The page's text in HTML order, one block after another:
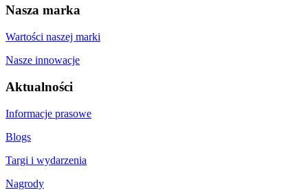
Nasza marka
Wartości naszej marki
Nasze innowacje
Aktualności
Informacje prasowe
Blogs
Targi i wydarzenia
Nagrody